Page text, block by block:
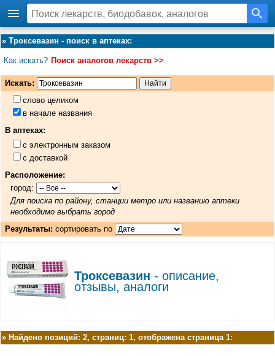
» Троксевазин - поиск в аптеках:
Как искать? Поиск аналогов лекарств >>
Искать:
слово целиком
в начале названия
В аптеках:
с электронным заказом
с доставкой
Расположение:
город:
Для поиска по району, станции метро или названию аптеки
необходимо выбрать город
Результаты: сортировать по
Троксевазин - описание,
отзывы, аналоги
» Найдено позиций: 2, страниц: 1, отображена страница 1: